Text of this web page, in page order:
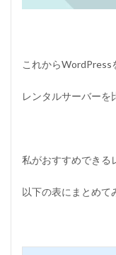
これからWordPress
レンタルサーバーを
私がおすすめできる
以下の表にまとめて